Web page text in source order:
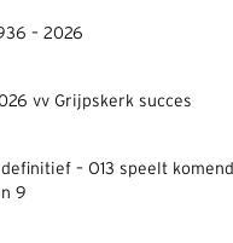
– 2026
vv Grijpskerk succes
– O13 speelt komend
9